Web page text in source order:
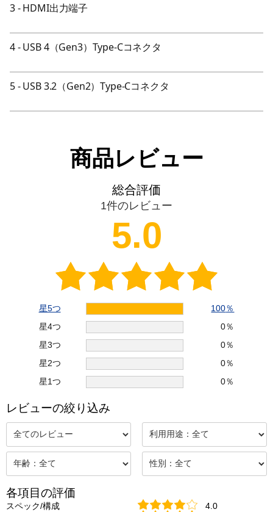
3-HDMI出力端子
4-USB 4（Gen3）Type-Cコネクタ
5-USB 3.2（Gen2）Type-Cコネクタ
商品レビュー
総合評価
1件のレビュー
5.0
星5つ 100％
星4つ
0％
星3つ
0％
星2つ
0％
星1つ
0％
レビューの絞り込み
各項目の評価
スペック/構成
4.0